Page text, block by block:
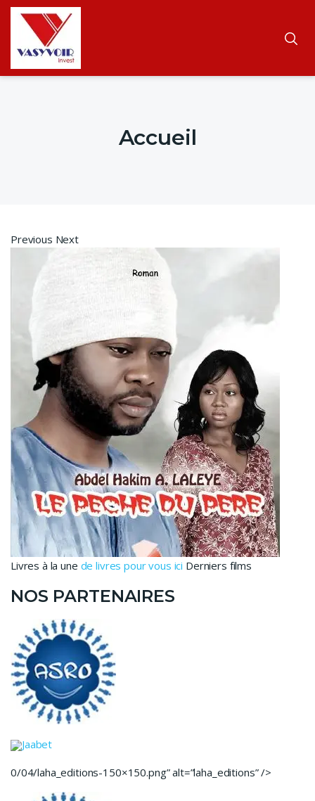
Accueil
Previous Next
Livres à la une de livres pour vous ici Derniers films
NOS PARTENAIRES
Jaabet
0/04/laha_editions-150×150.png” alt=”laha_editions” />